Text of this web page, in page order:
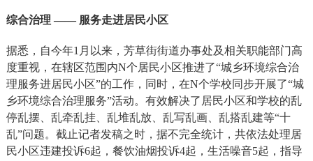
综合治理 —— 服务走进居民小区
据悉，自今年1月以来，芳草街街道办事处及相关职能部门高
度重视，在辖区范围内N个居民小区推进了“城乡环境综合治
理服务进居民小区”的工作，同时，在N个学校同步开展了“城
乡环境综合治理服务”活动。有效解决了居民小区和学校的乱
停乱摆、乱牵乱挂、乱堆乱放、乱写乱画、乱搭乱建等“十
乱”问题。截止记者发稿之时，据不完全统计，共依法处理居
民小区违建投诉6起，餐饮油烟投诉4起，生活噪音5起，指导